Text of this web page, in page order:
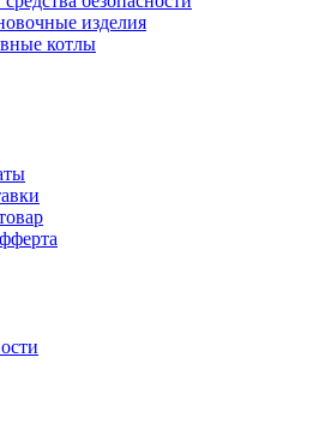
изделия
котлы